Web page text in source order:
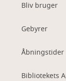
Bliv bruger
Gebyrer
Åbningstider
Bibliotekets